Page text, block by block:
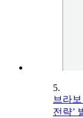
5.
브라
전략’